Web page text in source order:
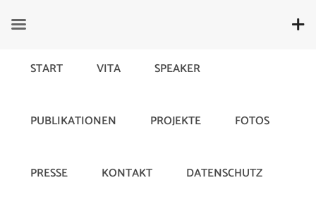
START VITA SPEAKER
PUBLIKATIONEN PROJEKTE FOTOS
PRESSE KONTAKT DATENSCHUTZ
TV-Werbung und Social Media